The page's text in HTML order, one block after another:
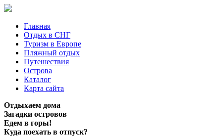
Главная
Отдых в СНГ
Туризм в Европе
Пляжный отдых
Путешествия
Острова
Каталог
Карта сайта
Отдыхаем дома
Загадки островов
Едем в горы!
Куда поехать в отпуск?